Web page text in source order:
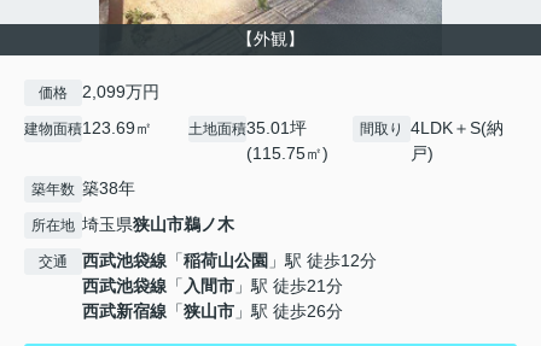
【外観】
価格 2,099万円
建物面積123.69㎡ 土地面積35.01坪
(115.75㎡)
間取り
4LDK＋S(納
戸)
築年数 築38年
所在地 埼玉県狭山市鵜ノ木
交通 西武池袋線 「稲荷山公園 」駅 徒歩12分
西武池袋線 「入間市 」駅 徒歩21分
西武新宿線 「狭山市 」駅 徒歩26分